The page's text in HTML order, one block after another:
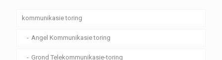
kommunikasie toring
Angel Kommunikasie toring
Grond Telekommunikasie-toring